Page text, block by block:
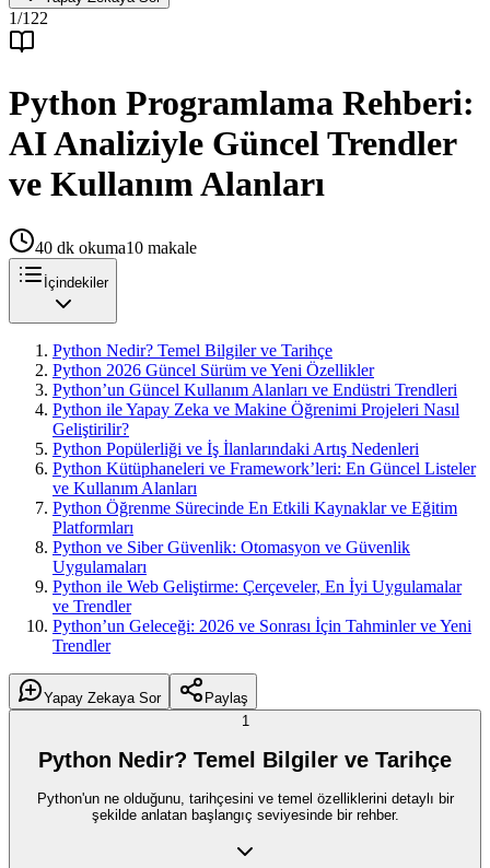
1/122
Python Programlama Rehberi:
AI Analiziyle Güncel Trendler
ve Kullanım Alanları
40 dk okuma10 makale
İçindekiler
Python Nedir? Temel Bilgiler ve Tarihçe
Python 2026 Güncel Sürüm ve Yeni Özellikler
Python’un Güncel Kullanım Alanları ve Endüstri Trendleri
Python ile Yapay Zeka ve Makine Öğrenimi Projeleri Nasıl
Geliştirilir?
Python Popülerliği ve İş İlanlarındaki Artış Nedenleri
Python Kütüphaneleri ve Framework’leri: En Güncel Listeler
ve Kullanım Alanları
Python Öğrenme Sürecinde En Etkili Kaynaklar ve Eğitim
Platformları
Python ve Siber Güvenlik: Otomasyon ve Güvenlik
Uygulamaları
Python ile Web Geliştirme: Çerçeveler, En İyi Uygulamalar
ve Trendler
Python’un Geleceği: 2026 ve Sonrası İçin Tahminler ve Yeni
Trendler
Yapay Zekaya Sor
Paylaş
1
Python Nedir? Temel Bilgiler ve Tarihçe
Python'un ne olduğunu, tarihçesini ve temel özelliklerini detaylı bir
şekilde anlatan başlangıç seviyesinde bir rehber.